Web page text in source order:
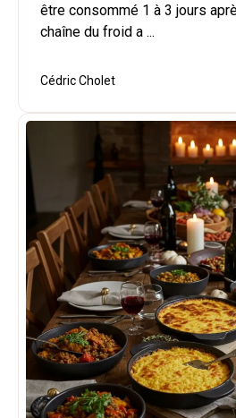
être consommé 1 à 3 jours
chaîne du froid a ...
Cédric Cholet